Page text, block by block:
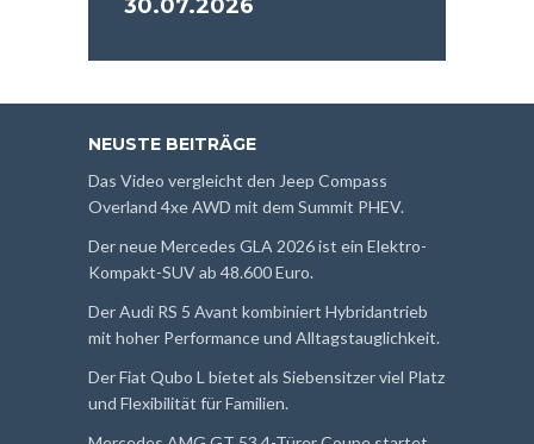
30.07.2026
NEUSTE BEITRÄGE
Das Video vergleicht den Jeep Compass
Overland 4xe AWD mit dem Summit PHEV.
Der neue Mercedes GLA 2026 ist ein Elektro-
Kompakt-SUV ab 48.600 Euro.
Der Audi RS 5 Avant kombiniert Hybridantrieb
mit hoher Performance und Alltagstauglichkeit.
Der Fiat Qubo L bietet als Siebensitzer viel Platz
und Flexibilität für Familien.